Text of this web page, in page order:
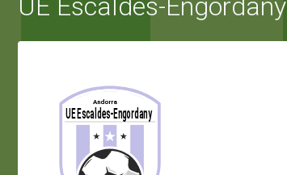
UE Escaldes-Engordany